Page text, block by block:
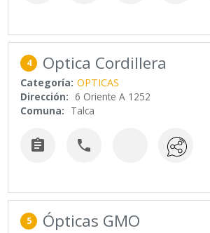
4 Optica Cordillera
Categoría: OPTICAS
Dirección: 6 Oriente A 1252
Comuna: Talca
 
5 Ópticas GMO